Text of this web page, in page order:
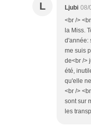
L Ljubi 08/
<br />
la Miss.
d'année:
me suis
de<br />
été,
qu'elle
<br />
sont sur
les